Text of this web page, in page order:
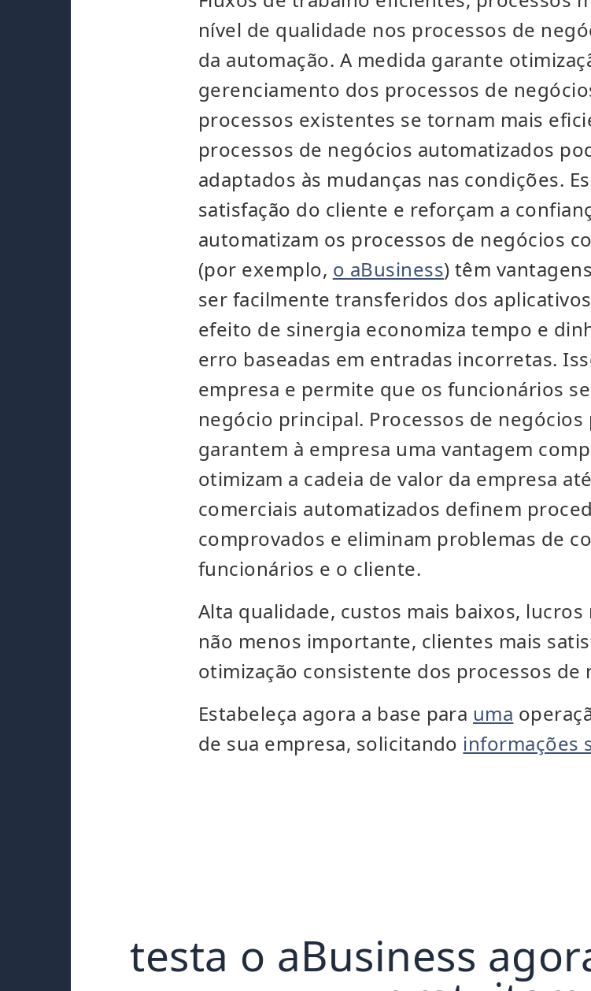
nível de qualidade nos processos de
da automação. A medida garante
gerenciamento dos processos de
processos existentes se tornam mais
processos de negócios automatizados
adaptados às mudanças nas condições.
satisfação do cliente e reforçam a
automatizam os processos de negócios
(por exemplo, o aBusiness) têm
ser facilmente transferidos dos
efeito de sinergia economiza tempo e
erro baseadas em entradas incorretas.
empresa e permite que os funcionários
negócio principal. Processos de
garantem à empresa uma vantagem
otimizam a cadeia de valor da empresa
comerciais automatizados definem
comprovados e eliminam problemas de
funcionários e o cliente.
Alta qualidade, custos mais baixos,
não menos importante, clientes mais
otimização consistente dos processos de
Estabeleça agora a base para uma
de sua empresa, solicitando informações
testa o aBusiness